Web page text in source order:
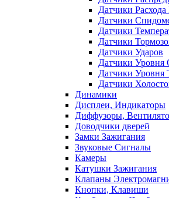
Датчики Расхода
Датчики
Датчики
Датчики
Датчики Ударов
Датчики Уровня
Датчики Уровня
Датчики
Динамики
Дисплеи, Индикаторы
Диффузоры,
Доводчики дверей
Замки Зажигания
Звуковые Сигналы
Камеры
Катушки Зажигания
Клапаны
Кнопки, Клавиши